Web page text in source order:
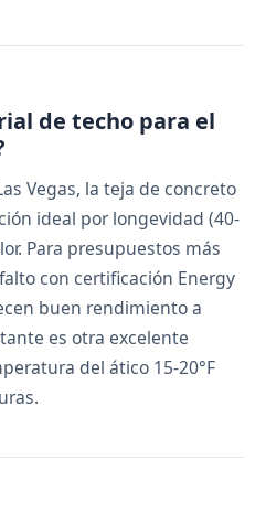
de techo para el
Vegas, la teja de concreto
ideal por longevidad (40-
Para presupuestos más
con certificación Energy
buen rendimiento a
es otra excelente
del ático 15-20°F